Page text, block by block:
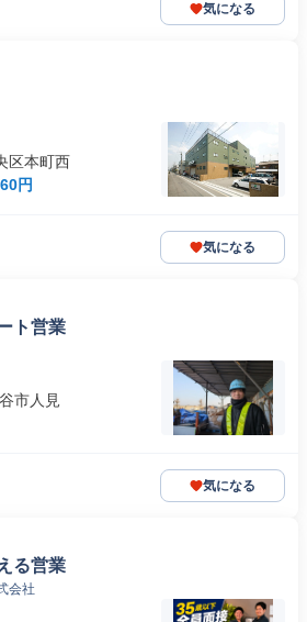
気になる
区本町西
円
気になる
ト営業
市人見
気になる
る営業
会社